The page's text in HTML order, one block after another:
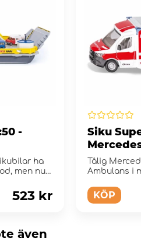
-
ha
men nu
523 kr
Siku
Tålig
Ambulans i
KÖP
även